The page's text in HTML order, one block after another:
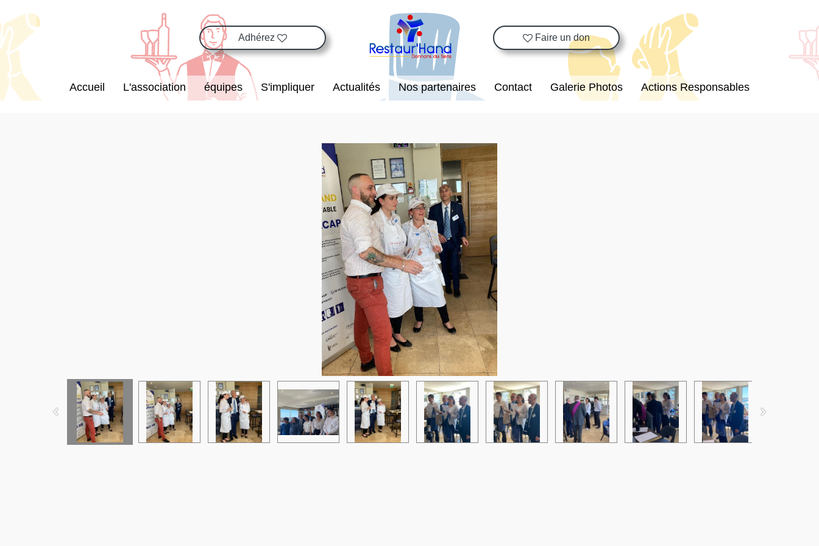
Adhérez   Faire un don
Accueil L'association équipes S'impliquer Actualités Nos partenaires Contact Galerie Photos Actions Responsables